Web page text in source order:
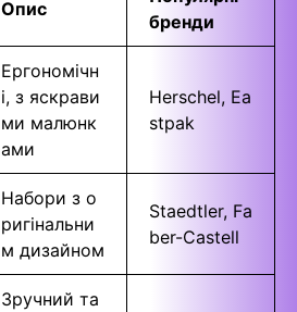
Опис
бренди
Ергономічн
і, з яскрави
ми малюнк
ами
Herschel, Ea
stpak
Набори з о
ригінальни
м дизайном
Staedtler, Fa
ber-Castell
Зручний та